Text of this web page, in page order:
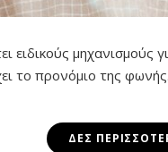
ειδικούς μηχανισμούς
το προνόμιο της φωνής.
ΔΕΣ